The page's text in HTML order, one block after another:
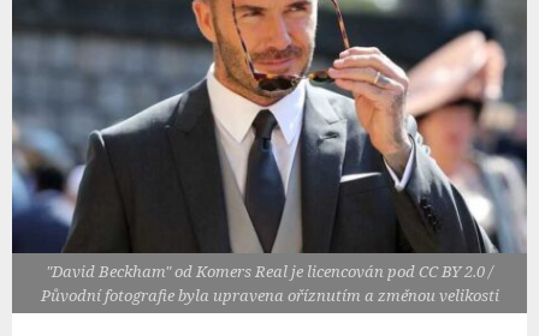
"David Beckham" od Komers Real je licencován pod CC BY 2.0 /
Původní fotografie byla upravena oříznutím a změnou velikosti